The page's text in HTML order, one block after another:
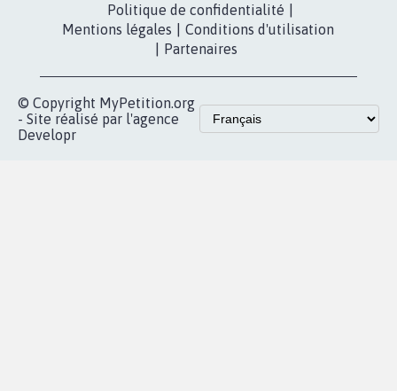
Politique de confidentialité
Mentions légales
Conditions d'utilisation
Partenaires
© Copyright MyPetition.org
- Site réalisé par l'agence
Developr